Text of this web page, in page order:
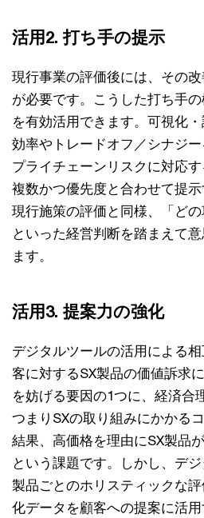
活用2. 打ち手の提示
現行事業の評価後には、その
が必要です。こうした打ち手
を有効活用できます。可視化
効率やトレードオフ／シナジ
プライチェーンリスクに対応
複数かつ優先度と合わせて提示
現行施策の評価と同様、「どの
といった経営判断を踏まえて
ます。
活用3. 提案力の強化
デジタルツールの活用による
客に対するSX製品の価値訴求
を妨げる要因の1つに、経済合
つまりSXの取り組みにかかる
結果、高価格を理由にSX製品
という課題です。しかし、デ
製品ごとのホリスティックな
化データを顧客への提案に活